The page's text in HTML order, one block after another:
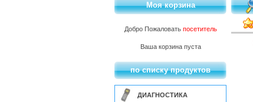
Моя корзина
Добро Пожаловать посетитель
Ваша корзина пуста
по списку продуктов
ДИАГНОСТИКА